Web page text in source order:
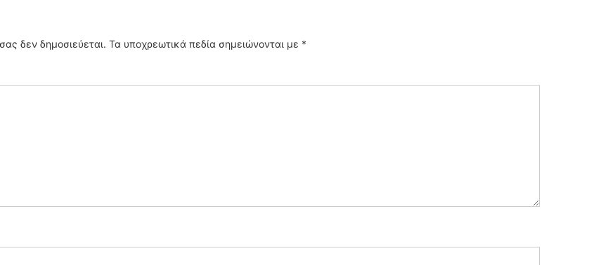
δεν δημοσιεύεται. Τα υποχρεωτικά πεδία σημειώνονται με *